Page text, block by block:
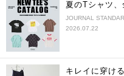
夏のTシャツ
JOURNAL
2026.07.22
キレイに穿け